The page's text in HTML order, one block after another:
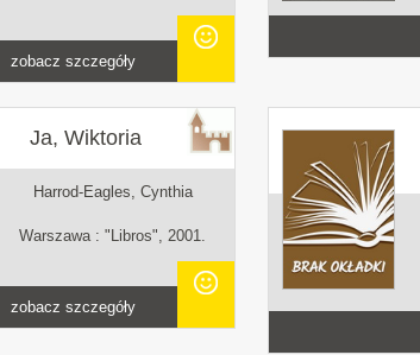
zobacz szczegóły
Ja, Wiktoria
Harrod-Eagles, Cynthia
Warszawa : "Libros", 2001.
zobacz szczegóły